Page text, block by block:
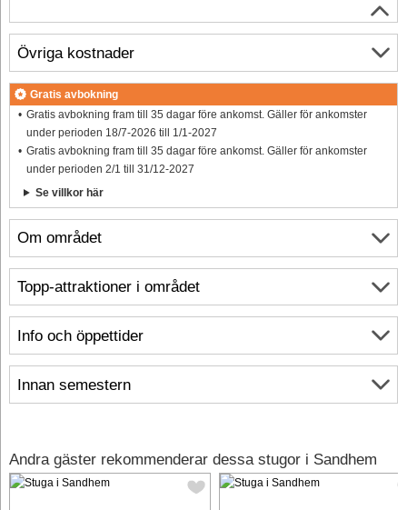
Om området
Info och öppettider
Innan semestern
Övriga kostnader
Gratis avbokning
Gratis avbokning fram till 35 dagar före ankomst. Gäller för ankomster
under perioden 18/7-2026 till 1/1-2027
Gratis avbokning fram till 35 dagar före ankomst. Gäller för ankomster
under perioden 2/1 till 31/12-2027
Se villkor här
Topp-attraktioner i området
Andra gäster rekommenderar dessa stugor i Sandhem